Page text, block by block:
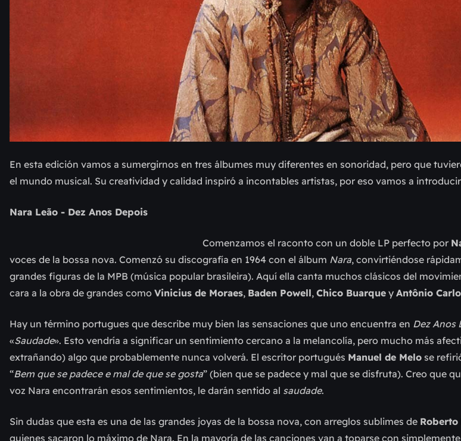
En esta edición vamos a sumergirnos en tres álbumes muy diferentes en sonoridad, pero que
el mundo musical. Su creatividad y calidad inspiró a incontables artistas, por eso vamos a
Nara Leão - Dez Anos Depois
Comenzamos el raconto con un doble LP perfecto por
voces de la bossa nova. Comenzó su discografía en 1964 con el álbum Nara, convirtiéndose
grandes figuras de la MPB (música popular brasileira). Aquí ella canta muchos clásicos del
cara a la obra de grandes como Vinicius de Moraes, Baden Powell, Chico Buarque y Antônio
Hay un término portugues que describe muy bien las sensaciones que uno encuentra en Dez Anos
«Saudade». Esto vendría a significar un sentimiento cercano a la melancolía, pero mucho más
extrañando) algo que probablemente nunca volverá. El escritor portugués Manuel de Melo se
“Bem que se padece e mal de que se gosta” (bien que se padece y mal que se disfruta). Creo que
voz Nara encontrarán esos sentimientos, le darán sentido al saudade.
Sin dudas que esta es una de las grandes joyas de la bossa nova, con arreglos sublimes de Roberto
quienes sacaron lo máximo de Nara. En la mayoría de las canciones van a toparse con